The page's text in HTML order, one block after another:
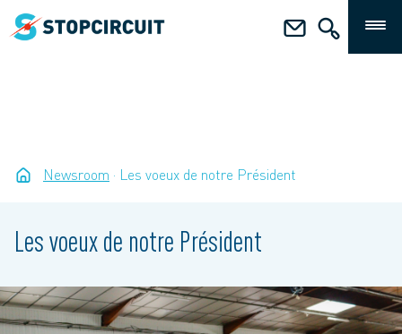
Newsroom Les voeux de notre Président
Les voeux de notre Président